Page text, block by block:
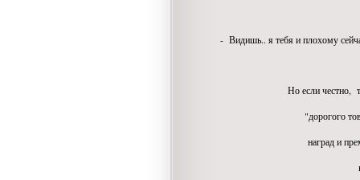
- Видишь.. я тебя и плохому
Но если честно, то
"дорогого товарища"
наград и премий
в пре-